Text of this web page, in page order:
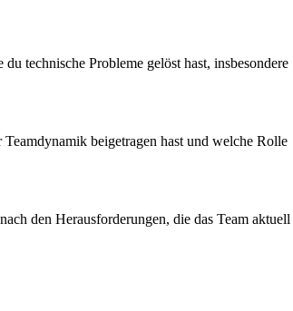
technische Probleme gelöst hast, insbesondere
beigetragen hast und welche Rolle
den Herausforderungen, die das Team aktuell